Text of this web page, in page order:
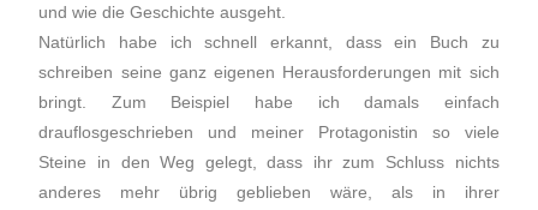
und wie die Geschichte ausgeht.
Natürlich habe ich schnell erkannt, dass ein Buch zu
schreiben seine ganz eigenen Herausforderungen mit sich
bringt. Zum Beispiel habe ich damals einfach
drauflosgeschrieben und meiner Protagonistin so viele
Steine in den Weg gelegt, dass ihr zum Schluss nichts
anderes mehr übrig geblieben wäre, als in ihrer